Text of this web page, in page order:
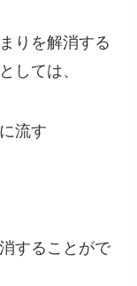
りを解消する
しては、
流す
することがで